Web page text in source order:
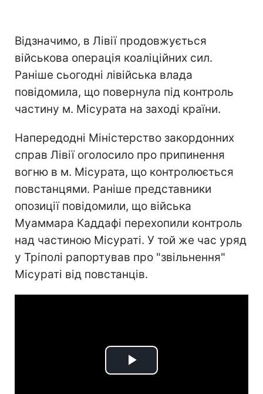
Відзначимо, в Лівії продовжується
військова операція коаліційних сил.
Раніше сьогодні лівійська влада
повідомила, що повернула під контроль
частину м. Місурата на заході країни.
Напередодні Міністерство закордонних
справ Лівії оголосило про припинення
вогню в м. Місурата, що контролюється
повстанцями. Раніше представники
опозиції повідомили, що війська
Муаммара Каддафі перехопили контроль
над частиною Місураті. У той же час уряд
у Тріполі рапортував про "звільнення"
Місураті від повстанців.
Play